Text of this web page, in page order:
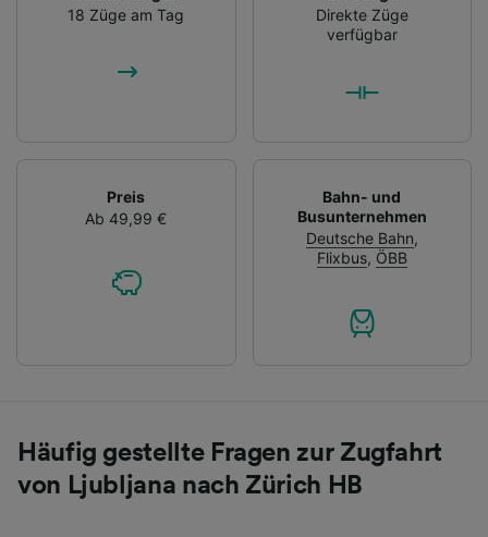
18 Züge am Tag
Direkte Züge
verfügbar
Preis
Ab 49,99 €
Bahn- und
Busunternehmen
Deutsche Bahn,
Flixbus, ÖBB
Häufig gestellte Fragen zur Zugfahrt
von Ljubljana nach Zürich HB